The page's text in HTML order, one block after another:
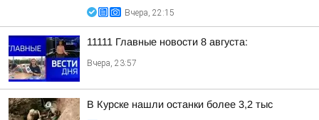
Вчера, 22:15
11111 Главные новости 8 августа:
Вчера, 23:57
В Курске нашли останки более 3,2 тыс